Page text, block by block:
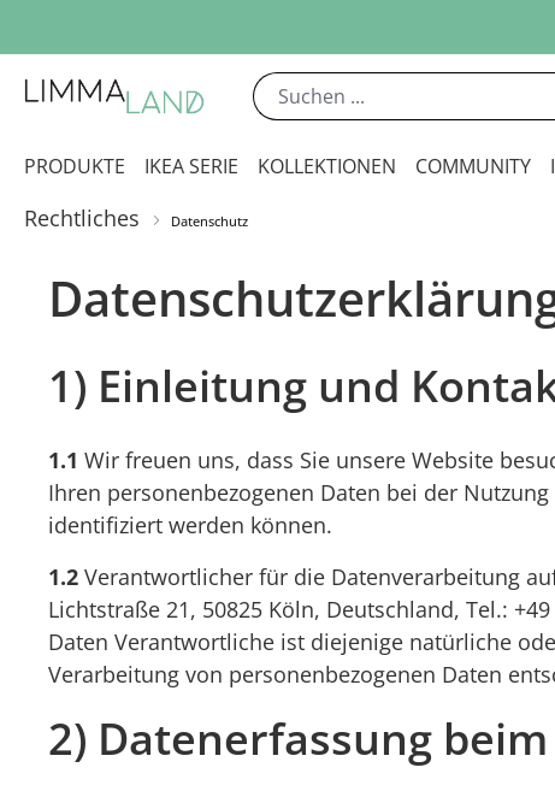
PRODUKTE IKEA SERIE KOLLEKTIONEN COMMUNITY
Rechtliches Datenschutz
1) Einleitung und
1.1 Wir freuen uns, dass Sie unsere Website
Ihren personenbezogenen Daten bei der
identifiziert werden können.
1.2 Verantwortlicher für die Datenverarbeitung
Lichtstraße 21, 50825 Köln, Deutschland, Tel.:
Daten Verantwortliche ist diejenige natürliche
Verarbeitung von personenbezogenen Daten
2) Datenerfassung